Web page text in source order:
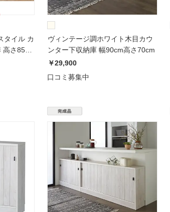
タイル カ
さ85cm
ヴィンテージ調ホワイト木目カウ
ンター下収納庫 幅90cm高さ70cm
￥29,900
口コミ募集中